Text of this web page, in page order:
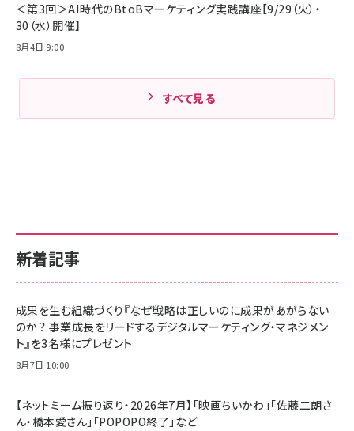
新着記事
成果を生む組織づくり『なぜ戦略は正しいのに成果があがらない
のか？ 事業成長をリードするデジタルマーケティング・マネジメン
ト』を3名様にプレゼント
8月7日 10:00
【ネットミーム振り返り・2026年7月】「映画ちいかわ」「佐藤二朗さ
ん・橋本愛さん」「POPOPO終了」など
＜第3回＞AI時代のBtoBマーケティング実践講座【9/29（火）・
30（水）開催】
8月4日 9:00
すべて見る